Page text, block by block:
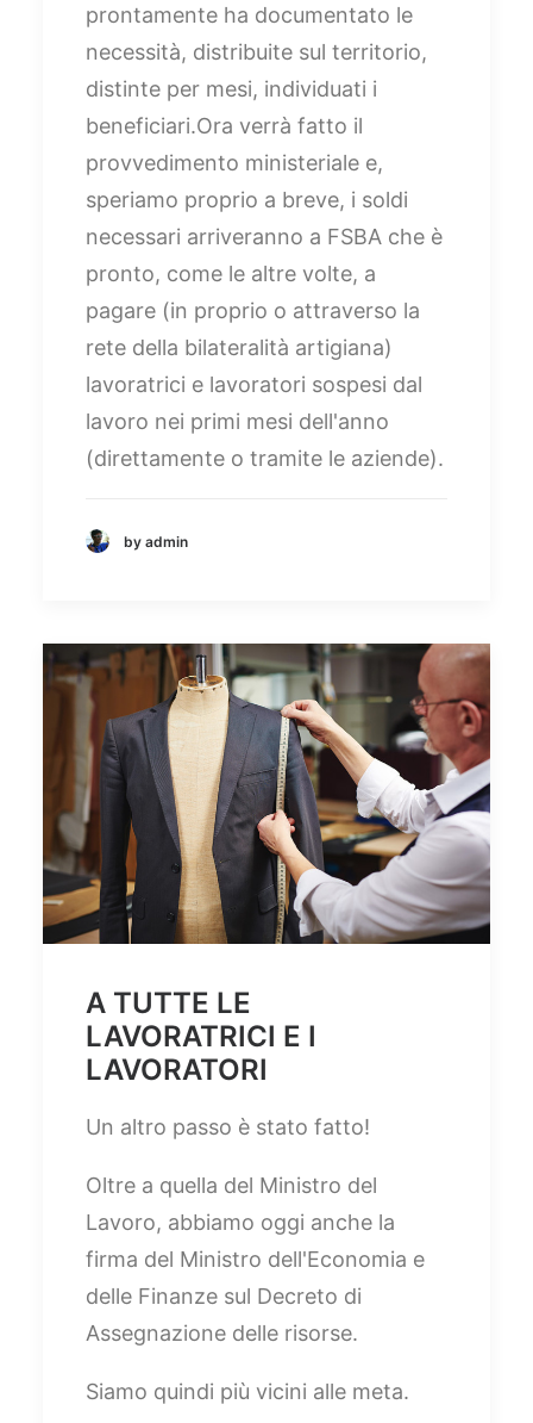
prontamente ha documentato le
necessità, distribuite sul territorio,
distinte per mesi, individuati i
beneficiari.Ora verrà fatto il
provvedimento ministeriale e,
speriamo proprio a breve, i soldi
necessari arriveranno a FSBA che è
pronto, come le altre volte, a
pagare (in proprio o attraverso la
rete della bilateralità artigiana)
lavoratrici e lavoratori sospesi dal
lavoro nei primi mesi dell'anno
(direttamente o tramite le aziende).
by admin
A TUTTE LE
LAVORATRICI E I
LAVORATORI
Un altro passo è stato fatto!
Oltre a quella del Ministro del
Lavoro, abbiamo oggi anche la
firma del Ministro dell'Economia e
delle Finanze sul Decreto di
Assegnazione delle risorse.
Siamo quindi più vicini alle meta.